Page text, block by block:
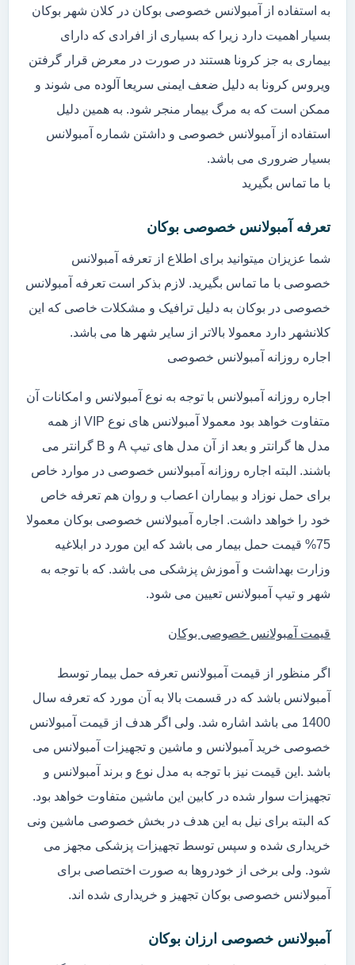
به استفاده از آمبولانس خصوصی بوکان در کلان شهر بوکان
بسیار اهمیت دارد زیرا که بسیاری از افرادی که دارای
بیماری به جز کرونا هستند در صورت در معرض قرار گرفتن
ویروس کرونا به دلیل ضعف ایمنی سریعا آلوده می شوند و
ممکن است که به مرگ بیمار منجر شود. به همین دلیل
استفاده از آمبولانس خصوصی و داشتن شماره آمبولانس
بسیار ضروری می باشد.
با ما تماس بگیرید
تعرفه آمبولانس خصوصی بوکان
شما عزیزان میتوانید برای اطلاع از تعرفه آمبولانس
خصوصی با ما تماس بگیرید. لازم بذکر است تعرفه آمبولانس
خصوصی در بوکان به دلیل ترافیک و مشکلات خاصی که این
کلانشهر دارد معمولا بالاتر از سایر شهر ها می باشد.
اجاره روزانه آمبولانس خصوصی
اجاره روزانه آمبولانس با توجه به نوع آمبولانس و امکانات آن
متفاوت خواهد بود معمولا آمبولانس های نوع VIP از همه
مدل ها گرانتر و بعد از آن مدل های تیپ A و B گرانتر می
باشند. البته اجاره روزانه آمبولانس خصوصی در موارد خاص
برای حمل نوزاد و بیماران اعصاب و روان هم تعرفه خاص
خود را خواهد داشت. اجاره آمبولانس خصوصی بوکان معمولا
75% قیمت حمل بیمار می باشد که این مورد در ابلاغیه
وزارت بهداشت و آموزش پزشکی می باشد. که با توجه به
شهر و تیپ آمبولانس تعیین می شود.
قیمت آمبولانس خصوصی بوکان
اگر منظور از قیمت آمبولانس تعرفه حمل بیمار توسط
آمبولانس باشد که در قسمت بالا به آن مورد که تعرفه سال
1400 می باشد اشاره شد. ولی اگر هدف از قیمت آمبولانس
خصوصی خرید آمبولانس و ماشین و تجهیزات آمبولانس می
باشد .این قیمت نیز با توجه به مدل نوع و برند آمبولانس و
تجهیزات سوار شده در کابین این ماشین متفاوت خواهد بود.
که البته برای نیل به این هدف در بخش خصوصی ماشین ونی
خریداری شده و سپس توسط تجهیزات پزشکی مجهز می
شود. ولی برخی از خودروها به صورت اختصاصی برای
آمبولانس خصوصی بوکان تجهیز و خریداری شده اند.
آمبولانس خصوصی ارزان بوکان